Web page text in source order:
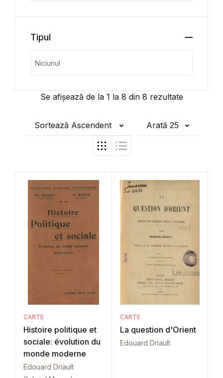
Se afișează de la 1 la 8 din 8 rezultate
Sortează Ascendent Arată 25
CARTE
Histoire politique et
sociale: évolution du
monde moderne
Edouard Driault
CARTE
La question d'Orient
Edouard Driault
Tipul